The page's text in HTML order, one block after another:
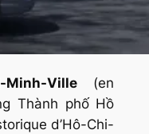
Ville(en
Thành phố Hồ
d’Hô-Chi-